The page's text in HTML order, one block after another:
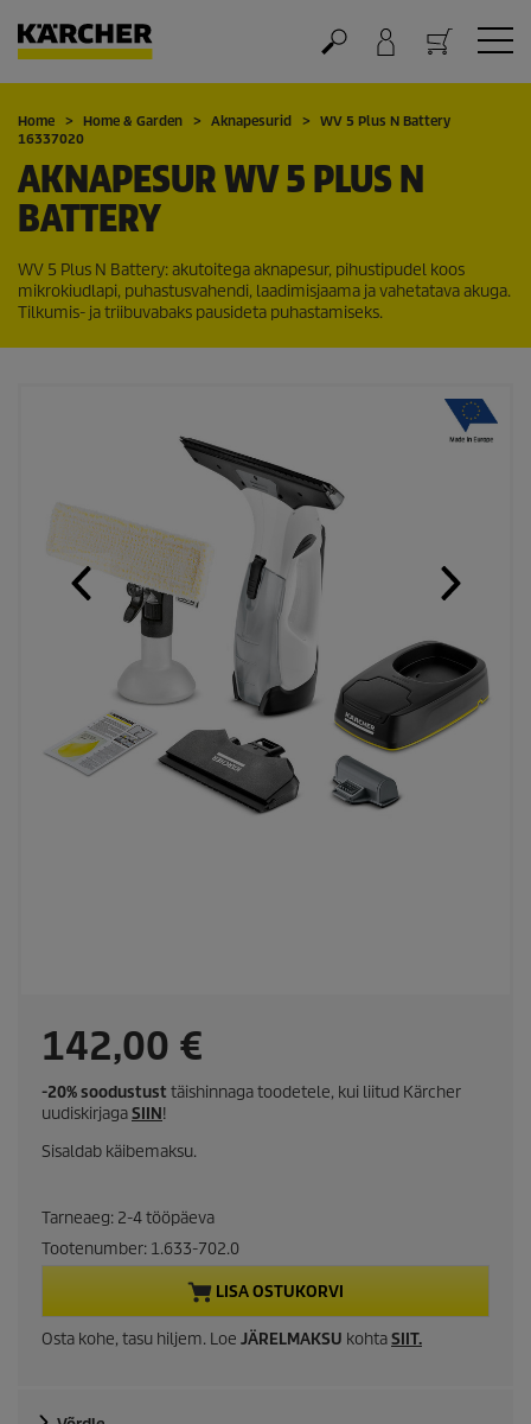
Ostukorv
Home Home & Garden Aknapesurid
WV 5 Plus N Battery
16337020
AKNAPESUR WV 5 PLUS N
BATTERY
WV 5 Plus N Battery: akutoitega aknapesur, pihustipudel koos
mikrokiudlapi, puhastusvahendi, laadimisjaama ja vahetatava akuga.
Tilkumis- ja triibuvabaks pausideta puhastamiseks.
C
u
r
e
n
t
142,00 €
-20% soodustust täishinnaga toodetele, kui liitud Kärcher
uudiskirjagaSIIN!
Sisaldab käibemaksu.
Tarneaeg: 2-4 tööpäeva
Tootenumber: 1.633-702.0
LISA OSTUKORVI
Osta kohe, tasu hiljem. Loe JÄRELMAKSU kohtaSIIT.